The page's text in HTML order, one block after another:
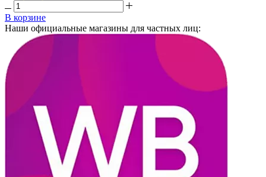
В корзине
Наши официальные магазины для частных лиц: